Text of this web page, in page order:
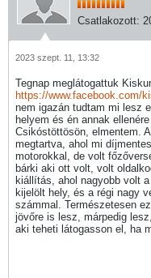
Csatlakozott:
2023 szept. 11, 13:32
Tegnap meglátogattuk
https://www.facebook.com/
nem igazán tudtam mi lesz
helyem és én annak
Csikóstöttösön, elmentem.
megtartva, ahol mi
motorokkal, de volt
bárki aki ott volt, volt
kiállítás, ahol nagyobb volt
kijelölt hely, és a régi nagy
számmal. Természetesen
jövőre is lesz, márpedig
aki teheti látogasson el, ha